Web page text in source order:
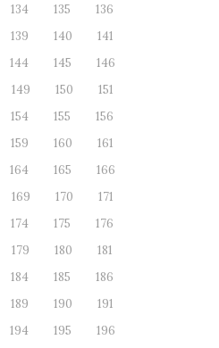
134 135
136
139 140
141
144 145
146
149 150
151
154 155
156
159 160
161
164 165
166
169 170
171
174 175
176
179 180
181
184 185
186
189 190
191
194 195
196